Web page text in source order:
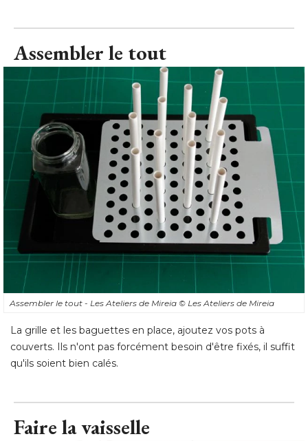
Assembler le tout
Assembler le tout - Les Ateliers de Mireia © Les Ateliers de Mireia
La grille et les baguettes en place, ajoutez vos pots à
couverts. Ils n'ont pas forcément besoin d'être fixés, il suffit
qu'ils soient bien calés.
Faire la vaisselle